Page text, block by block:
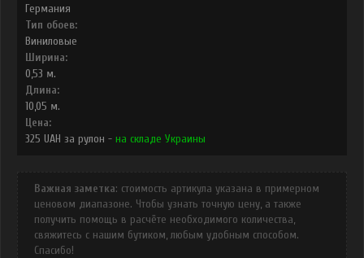
Германия
Тип обоев:
Виниловые
Ширина:
0,53 м.
Длина:
10,05 м.
Цена:
325 UAH за рулон - на складе Украины
Важная заметка: стоимость артикула указана в примерном
ценовом диапазоне. Чтобы узнать точную цену, а также
получить помощь в расчёте необходимого количества,
свяжитесь с нашим бутиком, любым удобным способом.
Спасибо!